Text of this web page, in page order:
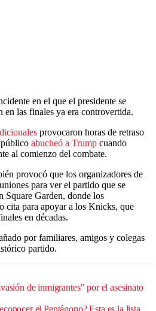
en el que el presidente se
en las finales ya era controvertida.
provocaron horas de retraso
abucheó a Trump cuando
al comienzo del combate.
provocó que los organizadores de
para ver el partido que se
Square Garden, donde los
cita para apoyar a los Knicks, que
en décadas.
por familiares, amigos y colegas
partido.
de inmigrantes” por el asesinato
el Pentágono? Esta es la lista